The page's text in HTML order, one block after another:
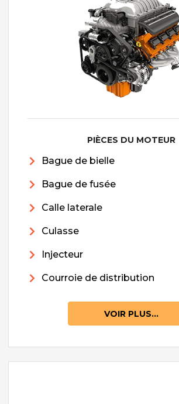
PIÈCES DU MOTEUR
Bague de bielle
Bague de fusée
Calle laterale
Culasse
Injecteur
Courroie de distribution
VOIR PLUS...